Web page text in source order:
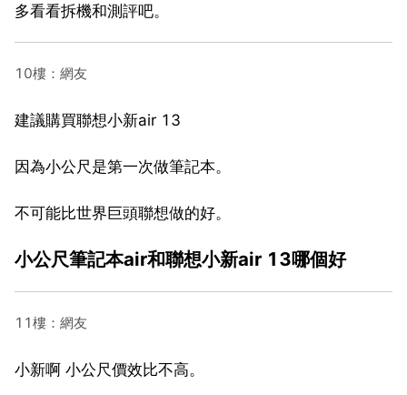
多看看拆機和測評吧。
10樓：網友
建議購買聯想小新air 13
因為小公尺是第一次做筆記本。
不可能比世界巨頭聯想做的好。
小公尺筆記本air和聯想小新air 13哪個好
11樓：網友
小新啊 小公尺價效比不高。